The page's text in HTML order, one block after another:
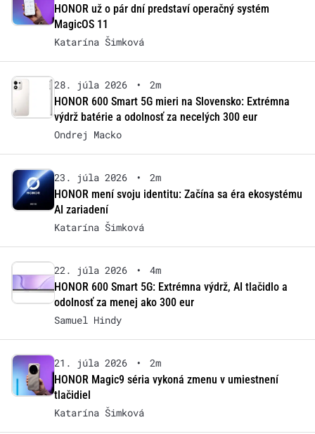
HONOR už o pár dní predstaví operačný systém
MagicOS 11
Katarína Šimková
28. júla 2026 •
2m
HONOR 600 Smart 5G mieri na Slovensko: Extrémna
výdrž batérie a odolnosť za necelých 300 eur
Ondrej Macko
23. júla 2026 •
2m
HONOR mení svoju identitu: Začína sa éra ekosystému
AI zariadení
Katarína Šimková
22. júla 2026 •
4m
HONOR 600 Smart 5G: Extrémna výdrž, AI tlačidlo a
odolnosť za menej ako 300 eur
Samuel Hindy
21. júla 2026 •
2m
HONOR Magic9 séria vykoná zmenu v umiestnení
tlačidiel
Katarína Šimková